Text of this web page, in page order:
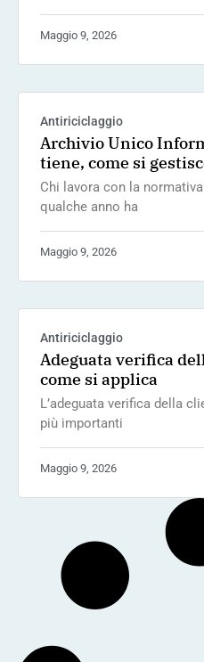
Maggio 9, 2026
Antiriciclaggio
Archivio Unico
tiene, come si
Chi lavora con la
qualche anno ha
Maggio 9, 2026
Antiriciclaggio
Adeguata verifica
come si applica
L’adeguata verifica della
più importanti
Maggio 9, 2026